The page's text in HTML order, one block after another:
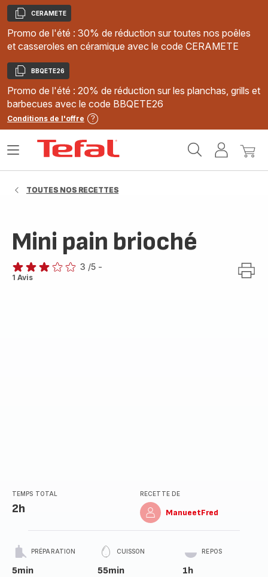
Copier
CERAMETE
Promo de l'été : 30% de réduction sur toutes nos poêles
et casseroles en céramique avec le code CERAMETE
Copier
BBQETE26
Promo de l'été : 20% de réduction sur les planchas, grills et
barbecues avec le code BBQETE26
Conditions de l'offre
MonMon
Ouvrir
TOUTES NOS RECETTES
Mini pain brioché
Avis
3 /5 -
1 Avis
TEMPS TOTAL
2h
RECETTE DE
ManueetFred
PRÉPARATION
5min
CUISSON
55min
REPOS
1h